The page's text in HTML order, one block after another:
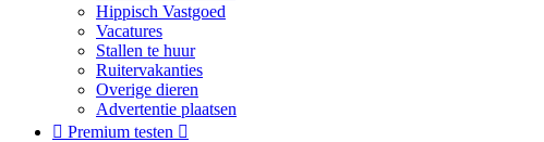
Hippisch Vastgoed
Vacatures
Stallen te huur
Ruitervakanties
Overige dieren
Advertentie plaatsen
 Premium testen 